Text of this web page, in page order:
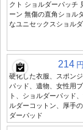
クト ショルダーパッチ
ーン 無傷の直角ショル
なユニセックスショル
214 円
硬化した衣服、スポン
パッド、遺物、女性用
ト、ショルダーパッド
ルダーコットン、厚手
ダーパッド